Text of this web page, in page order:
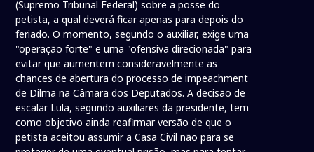
(Supremo Tribunal Federal) sobre a posse do
petista, a qual deverá ficar apenas para depois do
feriado. O momento, segundo o auxiliar, exige uma
"operação forte" e uma "ofensiva direcionada" para
evitar que aumentem consideravelmente as
chances de abertura do processo de impeachment
de Dilma na Câmara dos Deputados. A decisão de
escalar Lula, segundo auxiliares da presidente, tem
como objetivo ainda reafirmar versão de que o
petista aceitou assumir a Casa Civil não para se